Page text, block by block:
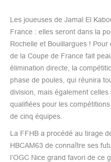
Les joueuses de Jamal El
France : elles seront dans la
Rochelle et Bouillargues !
de la Coupe de France fait
élimination directe, la
phase de poules, qui réunira
division, mais également
qualifiées pour les
de cinq équipes.
La FFHB a procédé au tirage
HBCAM63 de connaître ses
l’OGC Nice grand favori de ce